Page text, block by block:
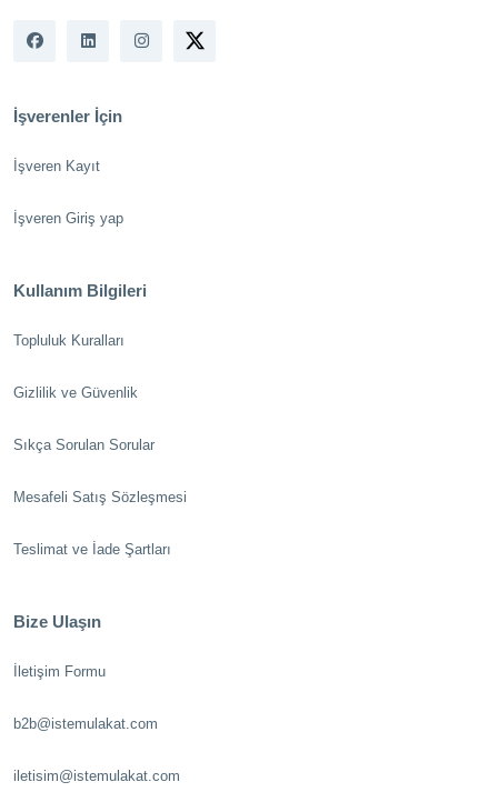
İşverenler İçin
İşveren Kayıt
İşveren Giriş yap
Kullanım Bilgileri
Topluluk Kuralları
Gizlilik ve Güvenlik
Sıkça Sorulan Sorular
Mesafeli Satış Sözleşmesi
Teslimat ve İade Şartları
Bize Ulaşın
İletişim Formu
b2b@istemulakat.com
iletisim@istemulakat.com